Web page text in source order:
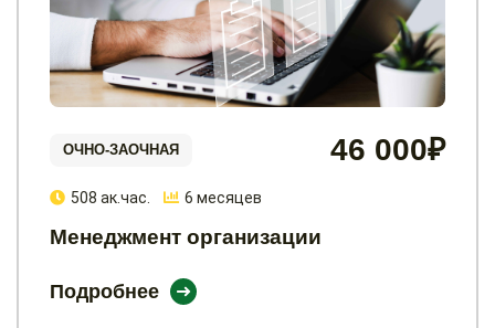
ОЧНО-ЗАОЧНАЯ 46 000₽
508 ак.час. 6 месяцев
Менеджмент организации
Подробнее